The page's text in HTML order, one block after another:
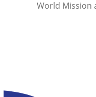
World Mission